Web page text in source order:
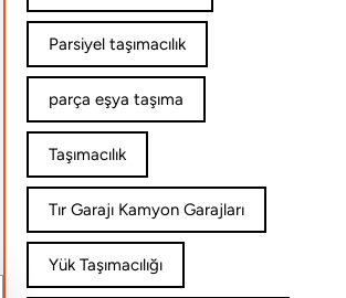
Parsiyel taşımacılık
parça eşya taşıma
Taşımacılık
Tır Garajı Kamyon Garajları
Yük Taşımacılığı